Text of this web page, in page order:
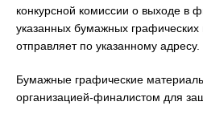
конкурсной комиссии о выходе в
указанных бумажных
отправляет по указанному адресу.
Бумажные графические
организацией-финалистом для